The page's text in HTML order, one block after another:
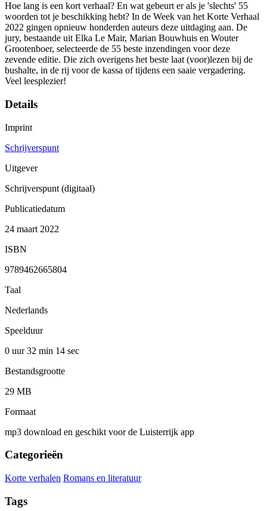
Hoe lang is een kort verhaal? En wat gebeurt er als je 'slechts' 55
woorden tot je beschikking hebt? In de Week van het Korte Verhaal
2022 gingen opnieuw honderden auteurs deze uitdaging aan. De
jury, bestaande uit Elka Le Mair, Marian Bouwhuis en Wouter
Grootenboer, selecteerde de 55 beste inzendingen voor deze
zevende editie. Die zich overigens het beste laat (voor)lezen bij de
bushalte, in de rij voor de kassa of tijdens een saaie vergadering.
Veel leesplezier!
Details
Imprint
Schrijverspunt
Uitgever
Schrijverspunt (digitaal)
Publicatiedatum
24 maart 2022
ISBN
9789462665804
Taal
Nederlands
Speelduur
0 uur 32 min 14 sec
Bestandsgrootte
29 MB
Formaat
mp3 download en geschikt voor de Luisterrijk app
Categorieën
Korte verhalen Romans en literatuur
Tags